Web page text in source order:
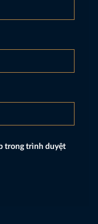
trong trình duyệt